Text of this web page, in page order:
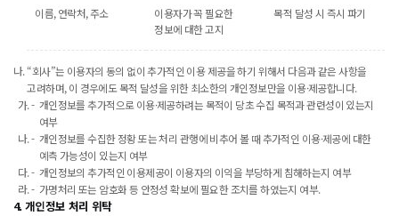
이름, 연락처, 주소
이용자가 꼭 필요한
정보에 대한 고지
목적 달성 시 즉시 파기
“회사”는 이용자의 동의 없이 추가적인 이용 제공을 하기 위해서 다음과 같은 사항을
고려하며, 이 경우에도 목적 달성을 위한 최소한의 개인정보만을 이용·제공합니다.
개인정보를 추가적으로 이용·제공하려는 목적이 당초 수집 목적과 관련성이 있는지
여부
개인정보를 수집한 정황 또는 처리 관행에 비추어 볼 때 추가적인 이용·제공에 대한
예측 가능성이 있는지 여부
개인정보의 추가적인 이용제공이 이용자의 이익을 부당하게 침해하는지 여부
가명처리 또는 암호화 등 안정성 확보에 필요한 조치를 하였는지 여부.
4. 개인정보 처리 위탁